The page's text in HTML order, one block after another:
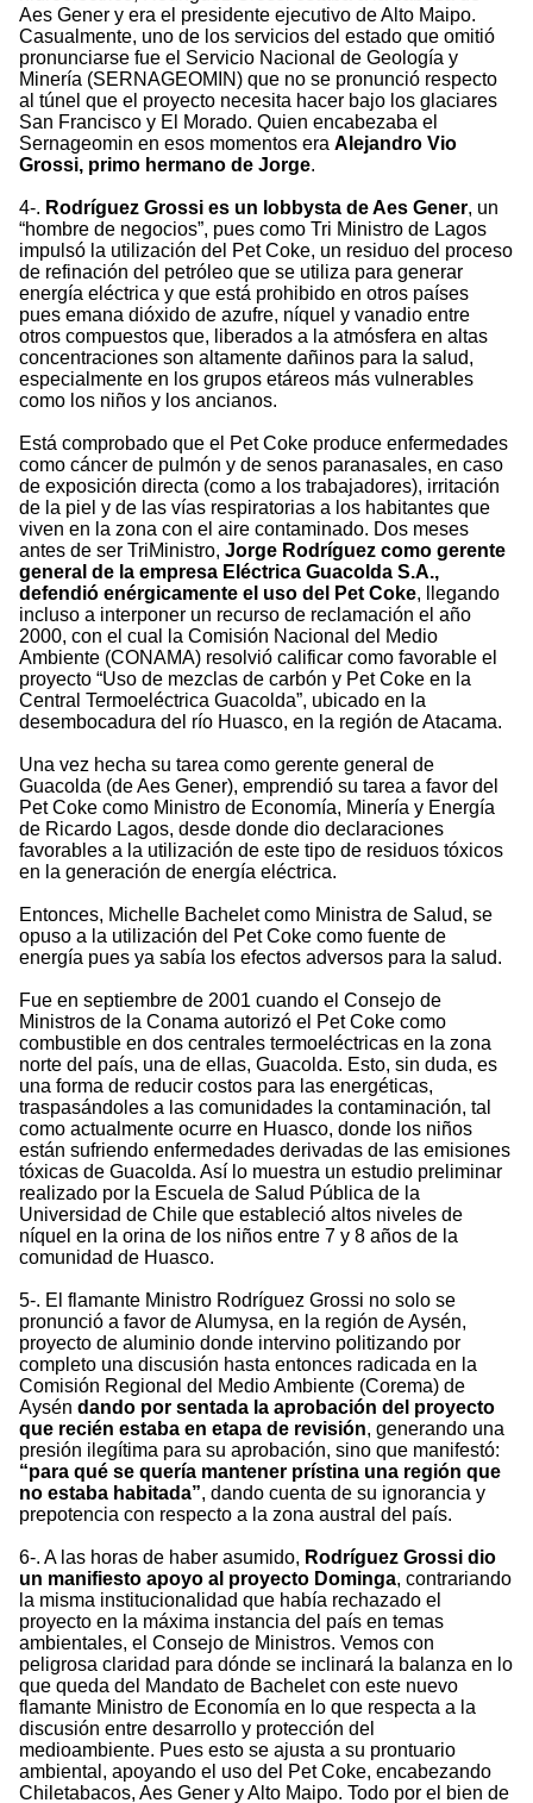
Aes Gener y era el presidente ejecutivo de Alto Maipo.
Casualmente, uno de los servicios del estado que omitió
pronunciarse fue el Servicio Nacional de Geología y
Minería (SERNAGEOMIN) que no se pronunció respecto
al túnel que el proyecto necesita hacer bajo los glaciares
San Francisco y El Morado. Quien encabezaba el
Sernageomin en esos momentos era Alejandro Vio
Grossi, primo hermano de Jorge.
4-. Rodríguez Grossi es un lobbysta de Aes Gener, un
“hombre de negocios”, pues como Tri Ministro de Lagos
impulsó la utilización del Pet Coke, un residuo del proceso
de refinación del petróleo que se utiliza para generar
energía eléctrica y que está prohibido en otros países
pues emana dióxido de azufre, níquel y vanadio entre
otros compuestos que, liberados a la atmósfera en altas
concentraciones son altamente dañinos para la salud,
especialmente en los grupos etáreos más vulnerables
como los niños y los ancianos.
Está comprobado que el Pet Coke produce enfermedades
como cáncer de pulmón y de senos paranasales, en caso
de exposición directa (como a los trabajadores), irritación
de la piel y de las vías respiratorias a los habitantes que
viven en la zona con el aire contaminado. Dos meses
antes de ser TriMinistro, Jorge Rodríguez como gerente
general de la empresa Eléctrica Guacolda S.A.,
defendió enérgicamente el uso del Pet Coke, llegando
incluso a interponer un recurso de reclamación el año
2000, con el cual la Comisión Nacional del Medio
Ambiente (CONAMA) resolvió calificar como favorable el
proyecto “Uso de mezclas de carbón y Pet Coke en la
Central Termoeléctrica Guacolda”, ubicado en la
desembocadura del río Huasco, en la región de Atacama.
Una vez hecha su tarea como gerente general de
Guacolda (de Aes Gener), emprendió su tarea a favor del
Pet Coke como Ministro de Economía, Minería y Energía
de Ricardo Lagos, desde donde dio declaraciones
favorables a la utilización de este tipo de residuos tóxicos
en la generación de energía eléctrica.
Entonces, Michelle Bachelet como Ministra de Salud, se
opuso a la utilización del Pet Coke como fuente de
energía pues ya sabía los efectos adversos para la salud.
Fue en septiembre de 2001 cuando el Consejo de
Ministros de la Conama autorizó el Pet Coke como
combustible en dos centrales termoeléctricas en la zona
norte del país, una de ellas, Guacolda. Esto, sin duda, es
una forma de reducir costos para las energéticas,
traspasándoles a las comunidades la contaminación, tal
como actualmente ocurre en Huasco, donde los niños
están sufriendo enfermedades derivadas de las emisiones
tóxicas de Guacolda. Así lo muestra un estudio preliminar
realizado por la Escuela de Salud Pública de la
Universidad de Chile que estableció altos niveles de
níquel en la orina de los niños entre 7 y 8 años de la
comunidad de Huasco.
5-. El flamante Ministro Rodríguez Grossi no solo se
pronunció a favor de Alumysa, en la región de Aysén,
proyecto de aluminio donde intervino politizando por
completo una discusión hasta entonces radicada en la
Comisión Regional del Medio Ambiente (Corema) de
Aysén dando por sentada la aprobación del proyecto
que recién estaba en etapa de revisión, generando una
presión ilegítima para su aprobación, sino que manifestó:
“para qué se quería mantener prístina una región que
no estaba habitada”, dando cuenta de su ignorancia y
prepotencia con respecto a la zona austral del país.
6-. A las horas de haber asumido, Rodríguez Grossi dio
un manifiesto apoyo al proyecto Dominga, contrariando
la misma institucionalidad que había rechazado el
proyecto en la máxima instancia del país en temas
ambientales, el Consejo de Ministros. Vemos con
peligrosa claridad para dónde se inclinará la balanza en lo
que queda del Mandato de Bachelet con este nuevo
flamante Ministro de Economía en lo que respecta a la
discusión entre desarrollo y protección del
medioambiente. Pues esto se ajusta a su prontuario
ambiental, apoyando el uso del Pet Coke, encabezando
Chiletabacos, Aes Gener y Alto Maipo. Todo por el bien de